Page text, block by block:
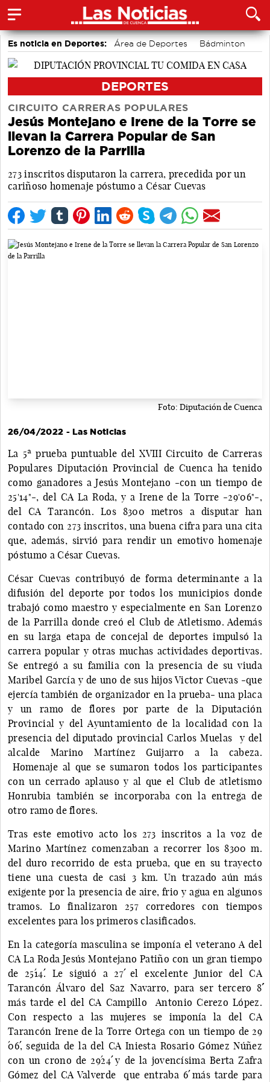
Es noticia en Deportes: Área de Deportes
Bádminton
Motor
DEPORTES
CIRCUITO CARRERAS POPULARES
Jesús Montejano e Irene de la Torre se
llevan la Carrera Popular de San
Lorenzo de la Parrilla
273 inscritos disputaron la carrera, precedida por un
cariñoso homenaje póstumo a César Cuevas
Foto: Diputación de Cuenca
26/04/2022 - Las Noticias
La 5ª prueba puntuable del XVIII Circuito de Carreras
Populares Diputación Provincial de Cuenca ha tenido
como ganadores a Jesús Montejano -con un tiempo de
25'14"-, del CA La Roda, y a Irene de la Torre -29'06"-,
del CA Tarancón. Los 8300 metros a disputar han
contado con 273 inscritos, una buena cifra para una cita
que, además, sirvió para rendir un emotivo homenaje
póstumo a César Cuevas.
César Cuevas contribuyó de forma determinante a la
difusión del deporte por todos los municipios donde
trabajó como maestro y especialmente en San Lorenzo
de la Parrilla donde creó el Club de Atletismo. Además
en su larga etapa de concejal de deportes impulsó la
carrera popular y otras muchas actividades deportivas.
Se entregó a su familia con la presencia de su viuda
Maribel García y de uno de sus hijos Victor Cuevas -que
ejercía también de organizador en la prueba- una placa
y un ramo de flores por parte de la Diputación
Provincial y del Ayuntamiento de la localidad con la
presencia del diputado provincial Carlos Muelas y del
alcalde Marino Martínez Guijarro a la cabeza.
Homenaje al que se sumaron todos los participantes
con un cerrado aplauso y al que el Club de atletismo
Honrubia también se incorporaba con la entrega de
otro ramo de flores.
Tras este emotivo acto los 273 inscritos a la voz de
Marino Martínez comenzaban a recorrer los 8300 m.
del duro recorrido de esta prueba, que en su trayecto
tiene una cuesta de casi 3 km. Un trazado aún más
exigente por la presencia de aire, frio y agua en algunos
tramos. Lo finalizaron 257 corredores con tiempos
excelentes para los primeros clasificados.
En la categoría masculina se imponía el veterano A del
CA La Roda Jesús Montejano Patiño con un gran tiempo
de 25´14´´. Le siguió a 27´´ el excelente Junior del CA
Tarancón Álvaro del Saz Navarro, para ser tercero 8´´
más tarde el del CA Campillo Antonio Cerezo López.
Con respecto a las mujeres se imponía la del CA
Tarancón Irene de la Torre Ortega con un tiempo de 29
´06´´, seguida de la del CA Iniesta Rosario Gómez Núñez
con un crono de 29´24´´ y de la jovencísima Berta Zafra
Gómez del CA Valverde que entraba 6´´ más tarde para